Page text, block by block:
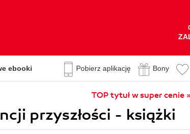
ebooki Pobierz aplikację Bony
TOP tytuł w super cenie
przyszłości - książki